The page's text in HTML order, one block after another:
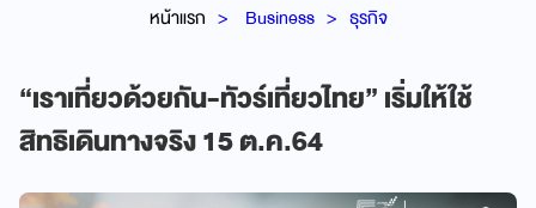
หน้าแรก Business ธุรกิจ
“เราเที่ยวด้วยกัน-ทัวร์เที่ยวไทย” เริ่มให้ใช้
สิทธิเดินทางจริง 15 ต.ค.64